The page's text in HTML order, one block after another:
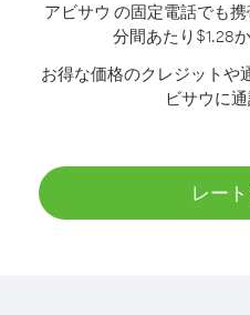
アビサウ の固定電話でも
分間あたり$1.28
お得な価格のクレジットや
ビサウに
レー